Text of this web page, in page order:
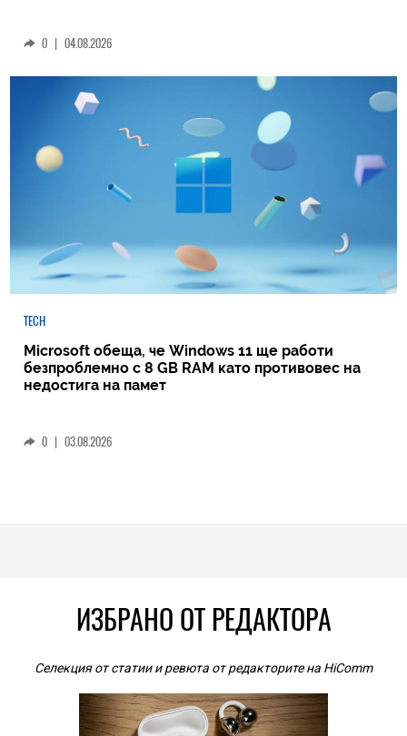
0 04.08.2026
TECH
Microsoft обеща, че Windows 11 ще работи
безпроблемно с 8 GB RAM като противовес на
недостига на памет
0 | 03.08.2026
ИЗБРАНО ОТ РЕДАКТОРА
Селекция от статии и ревюта от редакторите на HiComm